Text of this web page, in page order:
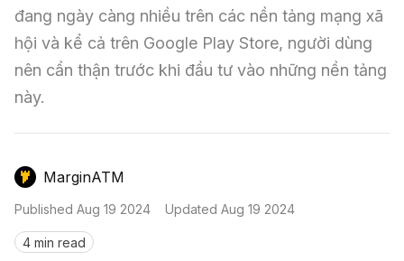
Kinh Nghiệm Đầu Tư
Sàn Giao Dịch
Mô Hình Biểu Đồ Giá
GameFi
Sign in
đang ngày càng nhiều trên các nền tảng mạng xã
hội và kể cả trên Google Play Store, người dùng
nên cẩn thận trước khi đầu tư vào những nền tảng
này.
MarginATM
Published Aug 19 2024 Updated Aug 19 2024
4 min read